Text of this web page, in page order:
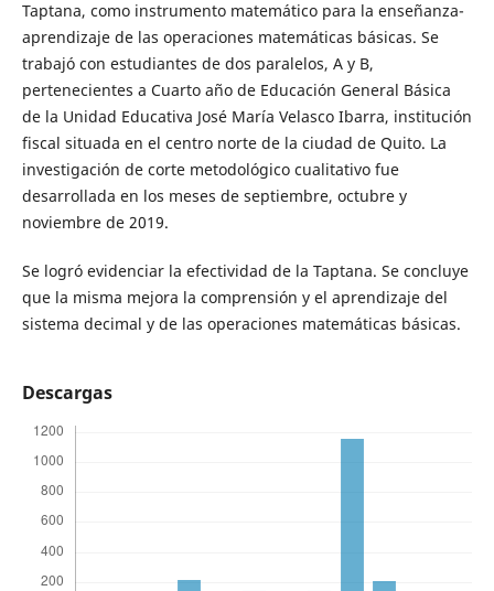
Taptana, como instrumento matemático para la enseñanza-
aprendizaje de las operaciones matemáticas básicas. Se
trabajó con estudiantes de dos paralelos, A y B,
pertenecientes a Cuarto año de Educación General Básica
de la Unidad Educativa José María Velasco Ibarra, institución
fiscal situada en el centro norte de la ciudad de Quito. La
investigación de corte metodológico cualitativo fue
desarrollada en los meses de septiembre, octubre y
noviembre de 2019.
Se logró evidenciar la efectividad de la Taptana. Se concluye
que la misma mejora la comprensión y el aprendizaje del
sistema decimal y de las operaciones matemáticas básicas.
Descargas